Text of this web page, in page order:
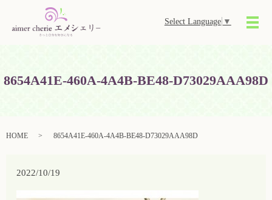
Select Language ▼
メ
8654A41E-460A-4A4B-BE48-D73029AAA98D
HOME 8654A41E-460A-4A4B-BE48-D73029AAA98D
2022/10/19